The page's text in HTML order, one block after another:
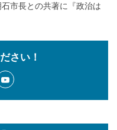
市長との共著に『政治は
さい！